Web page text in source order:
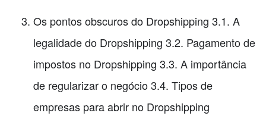
Os pontos obscuros do Dropshipping 3.1. A
legalidade do Dropshipping 3.2. Pagamento de
impostos no Dropshipping 3.3. A importância
de regularizar o negócio 3.4. Tipos de
empresas para abrir no Dropshipping